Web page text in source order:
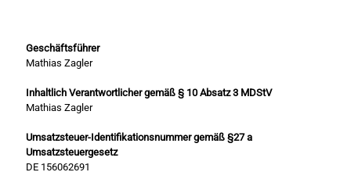
Geschäftsführer
Mathias Zagler
Inhaltlich Verantwortlicher gemäß § 10 Absatz 3 MDStV
Mathias Zagler
Umsatzsteuer-Identifikationsnummer gemäß §27 a
Umsatzsteuergesetz
DE 156062691